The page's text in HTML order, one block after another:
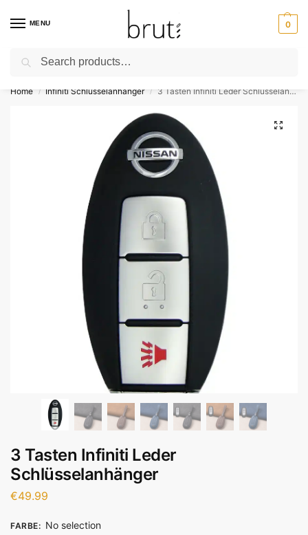
MENU 0
⚡ Kostenloser Versand über 50 €
Home / Infiniti Schlüsselanhänger / 3 Tasten Infiniti Leder Schlüsselanhänger
3 Tasten Infiniti Leder
Schlüsselanhänger
€49.99
FARBE: No selection